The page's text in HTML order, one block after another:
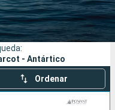
Compañías
- Antártico
Ordenar